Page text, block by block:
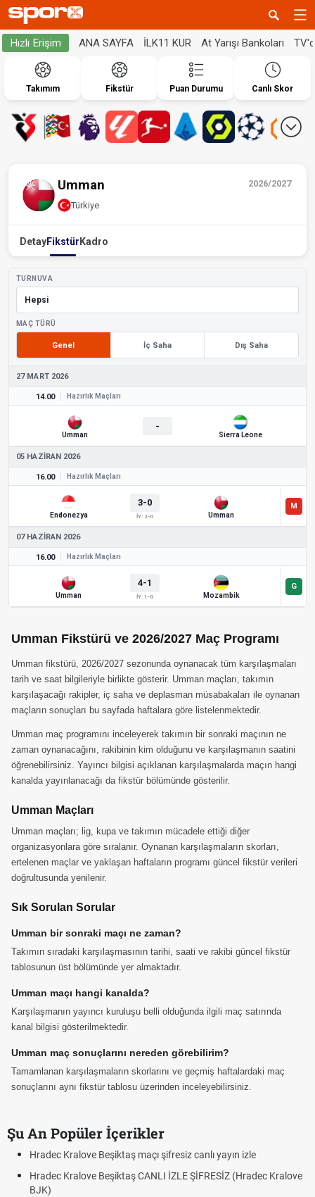
Hızlı Erişim ANA SAYFA İLK11 KUR At Yarışı Bankoları
Takımım Fikstür Puan Durumu Canlı Skor
2026/2027
Umman
Türkiye
DetayFikstür Kadro
TURNUVA
MAÇ TÜRÜ
Genel İç Saha Dış Saha
27 MART 2026
14.00 Hazırlık Maçları
Umman
-
Sierra Leone
05 HAZIRAN 2026
16.00 Hazırlık Maçları
Endonezya
3-0
İY: 2-0 Umman
07 HAZIRAN 2026
16.00 Hazırlık Maçları
Umman
4-1
İY: 1-0 Mozambik
Umman Fikstürü ve 2026/2027 Maç Programı
Umman fikstürü, 2026/2027 sezonunda oynanacak tüm karşılaşmaları
tarih ve saat bilgileriyle birlikte gösterir. Umman maçları, takımın
karşılaşacağı rakipler, iç saha ve deplasman müsabakaları ile oynanan
maçların sonuçları bu sayfada haftalara göre listelenmektedir.
Umman maç programını inceleyerek takımın bir sonraki maçının ne
zaman oynanacağını, rakibinin kim olduğunu ve karşılaşmanın saatini
öğrenebilirsiniz. Yayıncı bilgisi açıklanan karşılaşmalarda maçın hangi
kanalda yayınlanacağı da fikstür bölümünde gösterilir.
Umman Maçları
Umman maçları; lig, kupa ve takımın mücadele ettiği diğer
organizasyonlara göre sıralanır. Oynanan karşılaşmaların skorları,
ertelenen maçlar ve yaklaşan haftaların programı güncel fikstür verileri
doğrultusunda yenilenir.
Sık Sorulan Sorular
Umman bir sonraki maçı ne zaman?
Takımın sıradaki karşılaşmasının tarihi, saati ve rakibi güncel fikstür
tablosunun üst bölümünde yer almaktadır.
Umman maçı hangi kanalda?
Karşılaşmanın yayıncı kuruluşu belli olduğunda ilgili maç satırında
kanal bilgisi gösterilmektedir.
Umman maç sonuçlarını nereden görebilirim?
Tamamlanan karşılaşmaların skorlarını ve geçmiş haftalardaki maç
sonuçlarını aynı fikstür tablosu üzerinden inceleyebilirsiniz.
Şu An Popüler İçerikler
Hradec Kralove Beşiktaş maçı şifresiz canlı yayın izle
Hradec Kralove Beşiktaş CANLI İZLE ŞİFRESİZ (Hradec Kralove
BJK)